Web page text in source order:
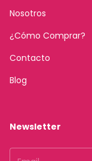
Nosotros
¿Cómo Comprar?
Contacto
Blog
Newsletter